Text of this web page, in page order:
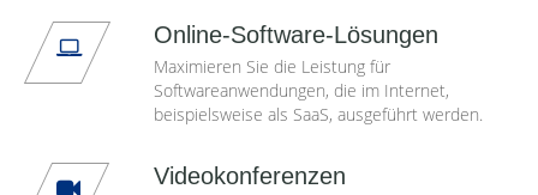
Online-Software-Lösungen
Maximieren Sie die Leistung für
Softwareanwendungen, die im Internet,
beispielsweise als SaaS, ausgeführt werden.
Videokonferenzen